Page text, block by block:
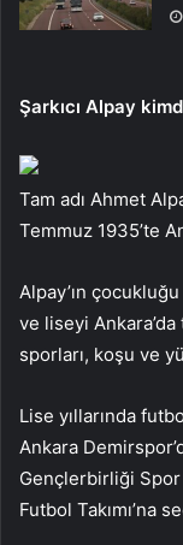
Şarkıcı Alpay
Tam adı Ahmet
Temmuz 1935’te
Alpay’ın
ve liseyi
sporları, koşu ve
Lise yıllarında
Ankara
Gençlerbirliği Spor
Futbol Takımı’na